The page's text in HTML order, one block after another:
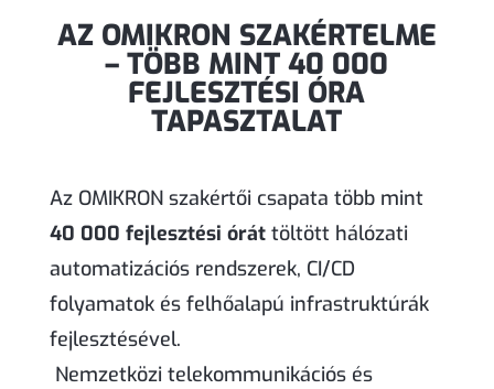
AZ OMIKRON SZAKÉRTELME
– TÖBB MINT 40 000
FEJLESZTÉSI ÓRA
TAPASZTALAT
Az OMIKRON szakértői csapata több mint
40 000 fejlesztési óráttöltött hálózati
automatizációs rendszerek, CI/CD
folyamatok és felhőalapú infrastruktúrák
fejlesztésével.
Nemzetközi telekommunikációs és